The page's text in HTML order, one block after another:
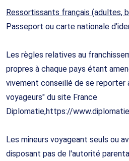
Ressortissants français (adultes,
Passeport ou carte nationale
Les règles relatives au
propres à chaque pays étant
vivement conseillé de se reporter
voyageurs" du site France
Diplomatie,https://
Les mineurs voyageant seuls ou
disposant pas de l'autorité